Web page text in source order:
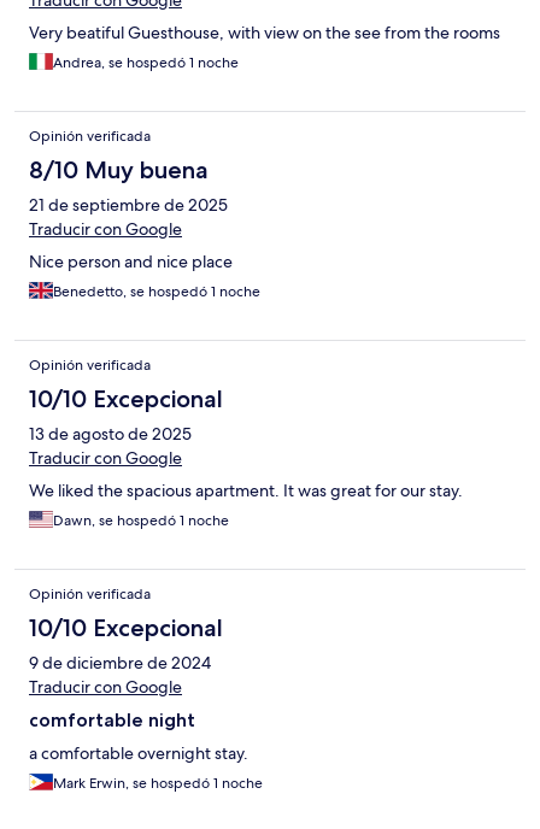
Very beatiful Guesthouse, with view on the see from the rooms
Andrea, se hospedó 1 noche
Opinión verificada
8/10 Muy buena
21 de septiembre de 2025
Traducir con Google
Nice person and nice place
Benedetto, se hospedó 1 noche
Opinión verificada
10/10 Excepcional
13 de agosto de 2025
Traducir con Google
We liked the spacious apartment. It was great for our stay.
Dawn, se hospedó 1 noche
Opinión verificada
10/10 Excepcional
9 de diciembre de 2024
Traducir con Google
comfortable night
a comfortable overnight stay.
Mark Erwin, se hospedó 1 noche